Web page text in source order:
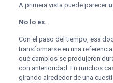
A primera vista puede parecer
No lo es.
Con el paso del tiempo, esa
transformarse en una
qué cambios se produjeron
con anterioridad. En muchos
girando alrededor de una